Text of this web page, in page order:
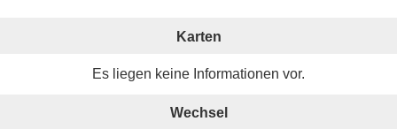
Karten
Es liegen keine Informationen vor.
Wechsel